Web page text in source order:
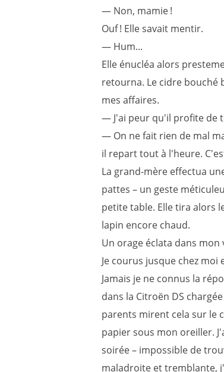
— Non, mamie !
Ouf ! Elle savait mentir.
— Hum...
Elle énucléa alors
retourna. Le cidre bouché
mes affaires.
— J'ai peur qu'il profite de
— On ne fait rien de mal
il repart tout à l'heure.
La grand-mère effectua
pattes – un geste
petite table. Elle tira alors
lapin encore chaud.
Un orage éclata dans
Je courus jusque chez
Jamais je ne connus la
dans la Citroën DS
parents mirent cela sur le
papier sous mon oreiller.
soirée – impossible de
maladroite et tremblante,